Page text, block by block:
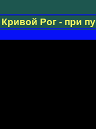
Рог - при